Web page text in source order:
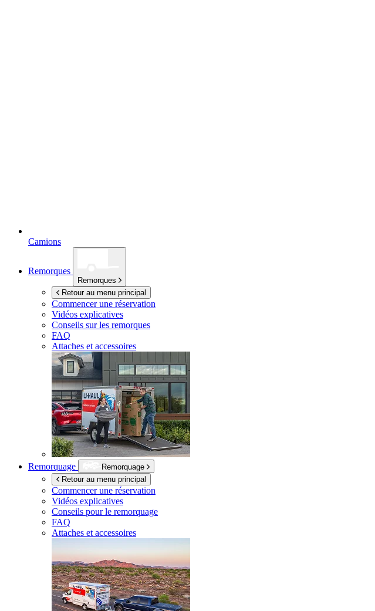
Camions
Remorques
Remorques
Retour au menu principal
Commencer une réservation
Vidéos explicatives
Conseils sur les remorques
FAQ
Attaches et accessoires
Remorquage
Remorquage
Retour au menu principal
Commencer une réservation
Vidéos explicatives
Conseils pour le remorquage
FAQ
Attaches et accessoires